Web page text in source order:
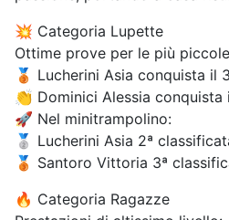
💥 Categoria Lupette
Ottime prove per le più
🥉 Lucherini Asia conquista il
👏 Dominici Alessia
🚀 Nel minitrampolino:
🥈 Lucherini Asia 2ª
🥉 Santoro Vittoria 3ª
🔥 Categoria Ragazze